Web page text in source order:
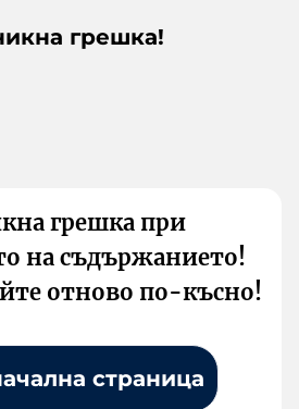
грешка!
грешка при
на съдържанието!
отново по-късно!
страница